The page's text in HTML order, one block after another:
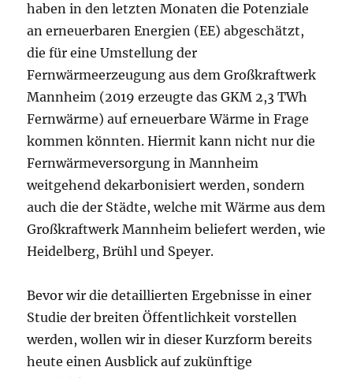
haben in den letzten Monaten die Potenziale
an erneuerbaren Energien (EE) abgeschätzt,
die für eine Umstellung der
Fernwärmeerzeugung aus dem Großkraftwerk
Mannheim (2019 erzeugte das GKM 2,3 TWh
Fernwärme) auf erneuerbare Wärme in Frage
kommen könnten. Hiermit kann nicht nur die
Fernwärmeversorgung in Mannheim
weitgehend dekarbonisiert werden, sondern
auch die der Städte, welche mit Wärme aus dem
Großkraftwerk Mannheim beliefert werden, wie
Heidelberg, Brühl und Speyer.
Bevor wir die detaillierten Ergebnisse in einer
Studie der breiten Öffentlichkeit vorstellen
werden, wollen wir in dieser Kurzform bereits
heute einen Ausblick auf zukünftige